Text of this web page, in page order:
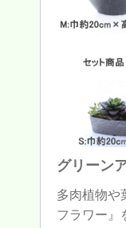
グリーン
多肉植物や
フラワー』